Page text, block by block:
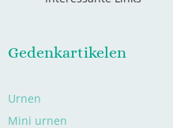
Gedenkartikelen
Urnen
Mini urnen